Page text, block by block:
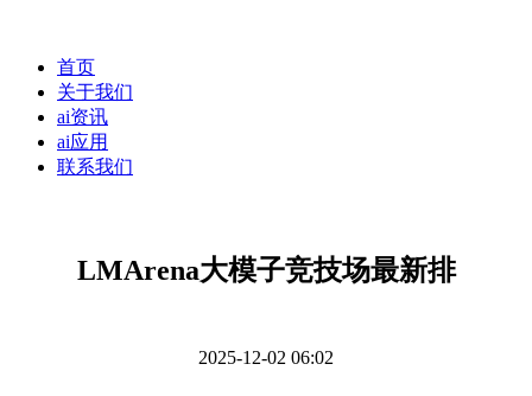
首页
关于我们
ai资讯
ai应用
联系我们
LMArena大模子竞技场最新排
2025-12-02 06:02